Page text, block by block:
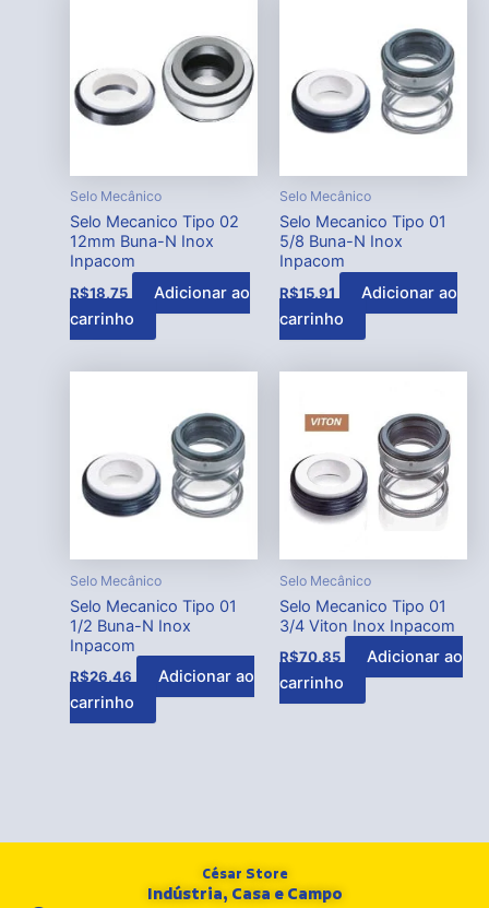
Selo Mecânico
Selo Mecanico Tipo 02
12mm Buna-N Inox
Inpacom
R$18,75
Adicionar ao
carrinho
Selo Mecânico
Selo Mecanico Tipo 01
5/8 Buna-N Inox
Inpacom
R$15,91
Adicionar ao
carrinho
Selo Mecânico
Selo Mecanico Tipo 01
1/2 Buna-N Inox
Inpacom
R$26,46
Adicionar ao
carrinho
Selo Mecânico
Selo Mecanico Tipo 01
3/4 Viton Inox Inpacom
R$70,85
Adicionar ao
carrinho
César Store
Indústria, Casa e Campo